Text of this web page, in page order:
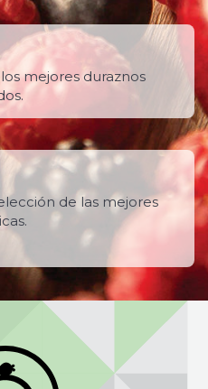
mejores duraznos
de las mejores